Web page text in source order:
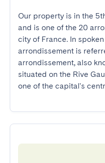
Our property is in the
and is one of the 20
city of France. In
arrondissement is
arrondissement, also
situated on the Rive
one of the capital's